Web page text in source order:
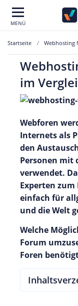
MENÜ
Startseite Webhosting
im
Webforen
Internets als
den
Personen mit
verwendet.
Experten
einfach für
und die Welt
Welche
Forum
Foren